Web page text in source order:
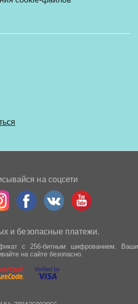
на соцсети
и безопасные платежи.
с 256-битным шифрованием. Ваши
на сайте безопасно.